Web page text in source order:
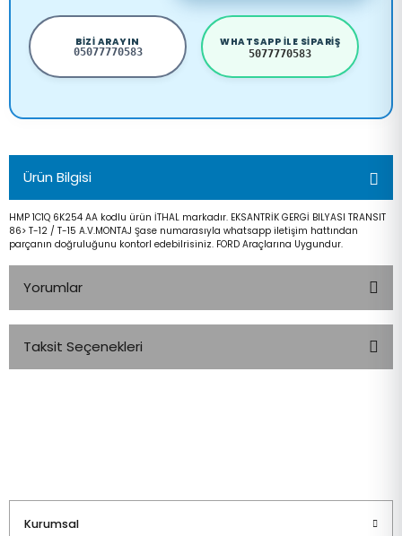
BIZI ARAYIN
05077770583
WHATSAPP ILE SIPARIŞ
5077770583
Ürün Bilgisi
HMP 1C1Q 6K254 AA kodlu ürün İTHAL markadır. EKSANTRİK GERGİ BILYASI TRANSIT
86> T-12 / T-15 A.V.MONTAJ Şase numarasıyla whatsapp iletişim hattından
parçanın doğruluğunu kontorl edebilrisiniz. FORD Araçlarına Uygundur.
Yorumlar
Taksit Seçenekleri
Kurumsal